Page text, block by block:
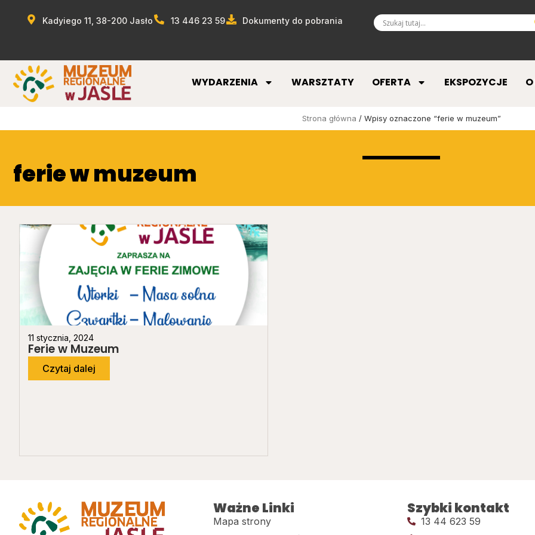
Kadyiego 11, 38-200 Jasło 13 446 23 59 Dokumenty do pobrania
WYDARZENIA WARSZTATY OFERTA EKSPOZYCJE
Strona główna / Wpisy oznaczone “ferie w muzeum”
ferie w muzeum
11 stycznia, 2024
Ferie w Muzeum
Czytaj dalej
Ważne Linki
Mapa strony
Szybki kontakt
13 44 623 59